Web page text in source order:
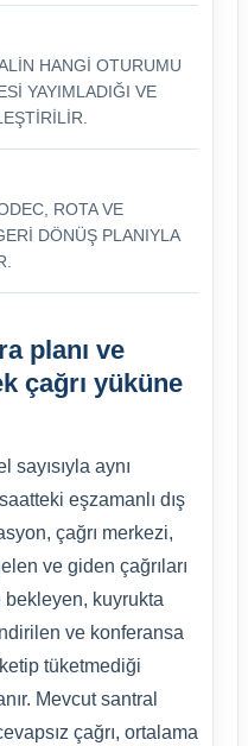
HANGI OTURUMU
YAYIMLADIĞI VE
ROTA VE
DÖNÜŞ PLANIYLA
planı ve
çağrı yüküne
aynı
eşzamanlı dış
çağrı merkezi,
ve giden çağrıları
bekleyen, kuyrukta
ve konferansa
tüketmediği
Mevcut santral
çağrı, ortalama